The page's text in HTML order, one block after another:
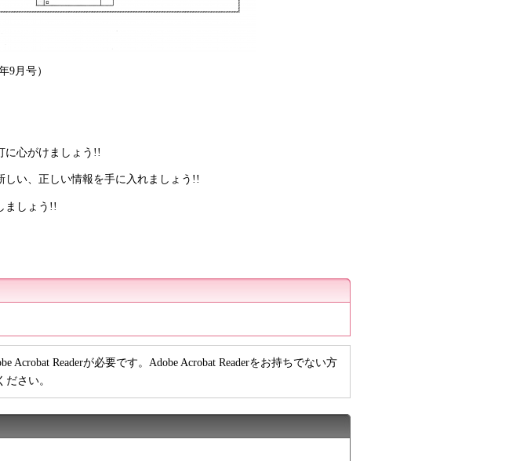
9月号）
に心がけましょう!!
しい、正しい情報を手に入れましょう!!
ましょう!!
Acrobat Readerが必要です。Adobe Acrobat Readerをお持ちでない方
さい。